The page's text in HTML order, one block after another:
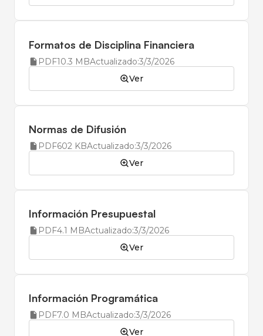
Formatos de Disciplina Financiera
PDF10.3 MBActualizado:3/3/2026
Ver
Normas de Difusión
PDF602 KBActualizado:3/3/2026
Ver
Información Presupuestal
PDF4.1 MBActualizado:3/3/2026
Ver
Información Programática
PDF7.0 MBActualizado:3/3/2026
Ver